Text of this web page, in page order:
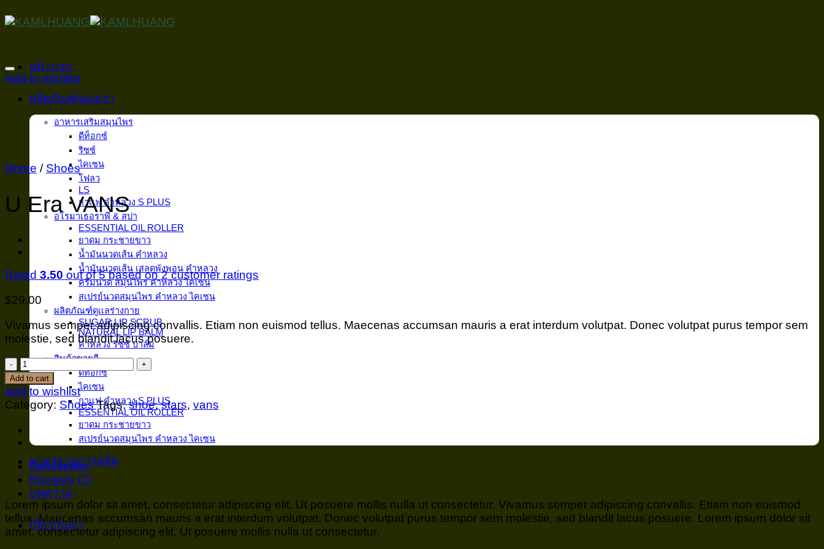
to
หน้าเเรก
ผลิตภัณฑ์ของเรา
อาหารเสริมสมุนไพร
ดีท็อกซ์
ริซซ์
ไคเซน
โฟลว
LS
กาเเฟ คำหลวง S PLUS
อโรมาเธอราพี & สปา
ESSENTIAL OIL ROLLER
ยาดม กระชายขาว
น้ำมันนวดเส้น คำหลวง
น้ำมันนวดเส้น เสลดพังพอน คำหลวง
ครีมนวด สมุนไพร คำหลวง ไคเซน
สเปรย์นวดสมุนไพร คำหลวง ไคเซน
ผลิตภัณฑ์ดูเเลร่างกาย
SUGAR LIP SCRUB
NATURAL LIP BALM
คำหลวง ริซซ์ บาล์ม
สินค้าขายดี
ดีท็อกซ์
ไคเซน
กาเเฟ คำหลวง S PLUS
ESSENTIAL OIL ROLLER
ยาดม กระชายขาว
สเปรย์นวดสมุนไพร คำหลวง ไคเซน
มาตรฐานการผลิต
บทความ
เกี่ยวกับเรา
Add to wishlist
Home / Shoes
U Era VANS
Rated 3.50 out of 5 based on2customer ratings
$29.00
Vivamus semper adipiscing convallis. Etiam non euismod tellus. Maecenas accumsan mauris a erat interdum volutpat. Donec volutpat purus tempor sem
molestie, sed blandit lacus posuere.
U
Era
VANS
quantity
Add to cart
Add to wishlist
Category: Shoes Tags:shoe,stars, vans
Description
Reviews (2)
Lorem ipsum dolor sit amet, consectetur adipiscing elit. Ut posuere mollis nulla ut consectetur. Vivamus semper adipiscing convallis. Etiam non euismod
tellus. Maecenas accumsan mauris a erat interdum volutpat. Donec volutpat purus tempor sem molestie, sed blandit lacus posuere. Lorem ipsum dolor sit
amet, consectetur adipiscing elit. Ut posuere mollis nulla ut consectetur.